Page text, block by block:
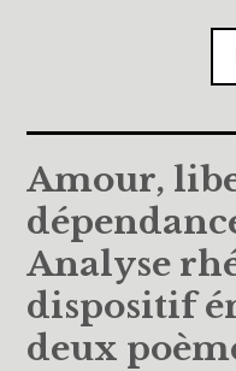
A propos
Vous avez dit UAA ?
UAA0
Amour,
Analyse
dispositif
deux